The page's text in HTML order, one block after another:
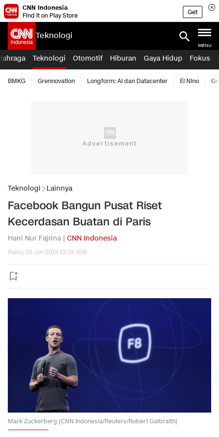
CNN Indonesia
Find it on Play Store
Get
Teknologi
MENU
Teknologi Otomotif Hiburan Gaya Hidup Fokus
BMKG Grennovation Longform: AI dan Datacenter El Nino
Teknologi Lainnya
Facebook Bangun Pusat Riset
Kecerdasan Buatan di Paris
Hani Nur Fajrina | CNN Indonesia
Rabu, 03 Jun 2015 12:28 WIB
Mark Zuckerberg (CNN Indonesia/Reuters/Robert Galbraith)